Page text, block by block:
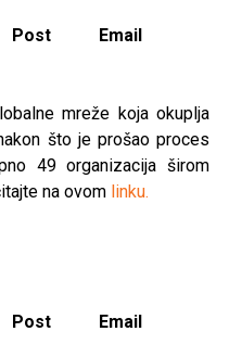
Post Email
mreže koja okuplja
što je prošao proces
49 organizacija širom
na ovom linku.
Post Email